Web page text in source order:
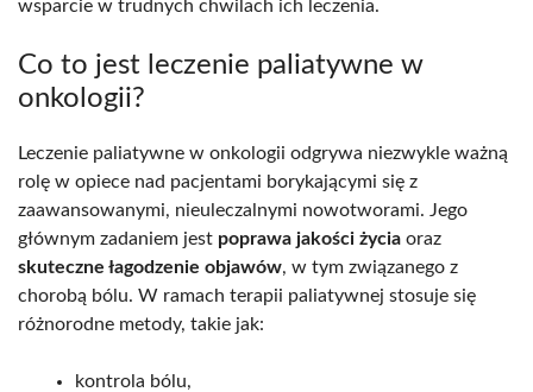
wsparcie w trudnych chwilach ich leczenia.
Co to jest leczenie paliatywne w
onkologii?
Leczenie paliatywne w onkologii odgrywa niezwykle ważną
rolę w opiece nad pacjentami borykającymi się z
zaawansowanymi, nieuleczalnymi nowotworami. Jego
głównym zadaniem jest poprawa jakości życia oraz
skuteczne łagodzenie objawów, w tym związanego z
chorobą bólu. W ramach terapii paliatywnej stosuje się
różnorodne metody, takie jak:
kontrola bólu,